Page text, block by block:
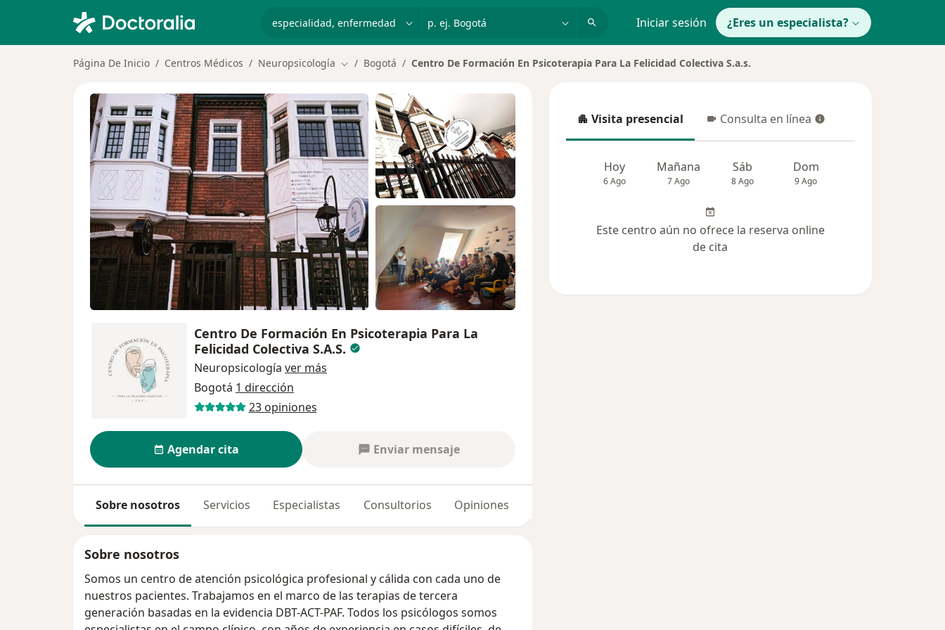
p. ej. Bogotá Iniciar sesión ¿Eres un especialista?
Página De Inicio Centros Médicos Neuropsicología Cambiar de ciudad
Bogotá Centro De Formación En Psicoterapia Para La Felicidad Colectiva S.a.s.
Centro De Formación En Psicoterapia Para La
Felicidad Colectiva S.A.S.
Neuropsicología ver más
Bogotá 1 dirección
23 opiniones
Agendar cita Enviar mensaje
Sobre nosotros Servicios Especialistas Consultorios Opiniones
Sobre nosotros
Somos un centro de atención psicológica profesional y cálida con cada uno de
nuestros pacientes. Trabajamos en el marco de las terapias de tercera
generación basadas en la evidencia DBT-ACT-PAF. Todos los psicólogos somos
Visita presencial
Visita presencial Consulta en línea
Consulta en línea
Hoy
6 Ago
Mañana
7 Ago
Sáb
8 Ago
Dom
9 Ago
Este centro aún no ofrece la reserva online
de cita